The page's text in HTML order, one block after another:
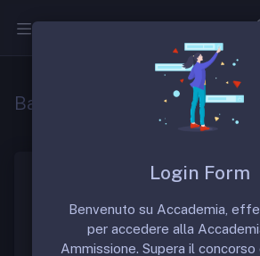
Bando Concorso Medicina
Domanda di
termini e modalità di
Login Form
Benvenuto su Accademia,
per accedere alla
Ammissione. Supera il concorso